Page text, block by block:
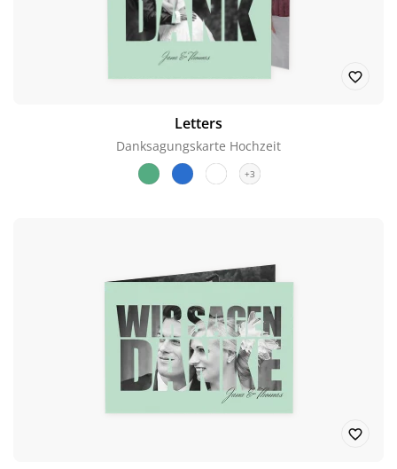
Letters
Danksagungskarte Hochzeit
+3